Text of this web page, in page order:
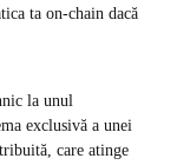
ta on-chain dacă
la unul
exclusivă a unei
care atinge